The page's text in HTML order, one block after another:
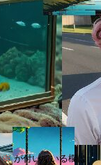
※が付いている欄は